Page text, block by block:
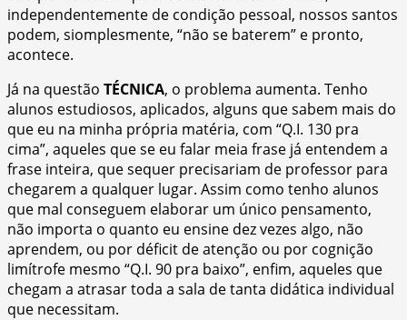
independentemente de condição pessoal, nossos santos
podem, siomplesmente, “não se baterem” e pronto,
acontece.
Já na questão TÉCNICA, o problema aumenta. Tenho
alunos estudiosos, aplicados, alguns que sabem mais do
que eu na minha própria matéria, com “Q.I. 130 pra
cima”, aqueles que se eu falar meia frase já entendem a
frase inteira, que sequer precisariam de professor para
chegarem a qualquer lugar. Assim como tenho alunos
que mal conseguem elaborar um único pensamento,
não importa o quanto eu ensine dez vezes algo, não
aprendem, ou por déficit de atenção ou por cognição
limítrofe mesmo “Q.I. 90 pra baixo”, enfim, aqueles que
chegam a atrasar toda a sala de tanta didática individual
que necessitam.